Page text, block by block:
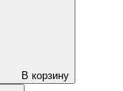
В корзину